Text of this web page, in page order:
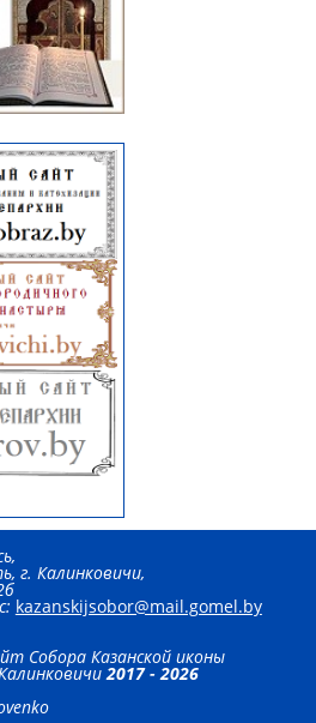
г. Калинковичи,
kazanskijsobor@mail.gomel.by
Собора Казанской иконы
2017 - 2026